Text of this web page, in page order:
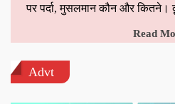
पर पर्दा, मुसलमान कौन और कितने।
Read
Advt